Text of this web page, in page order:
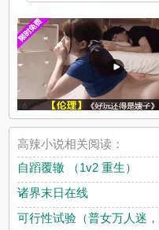
高辣小说相关阅读：
自蹈覆辙 （1v2 重生）
诸界末日在线
可行性试验（普女万人迷，